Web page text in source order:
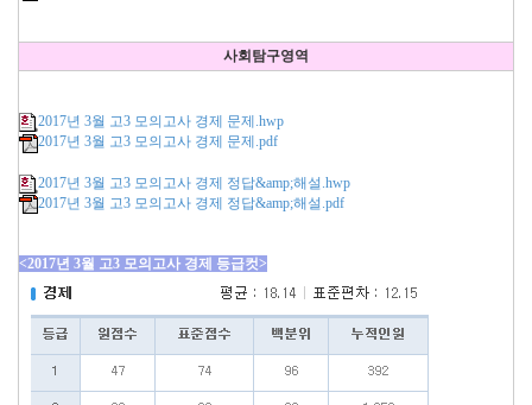
사회탐구영역
2017년 3월 고3 모의고사 경제 문제.hwp
2017년 3월 고3 모의고사 경제 문제.pdf
2017년 3월 고3 모의고사 경제 정답&amp;해설.hwp
2017년 3월 고3 모의고사 경제 정답&amp;해설.pdf
<2017년 3월 고3 모의고사 경제 등급컷>